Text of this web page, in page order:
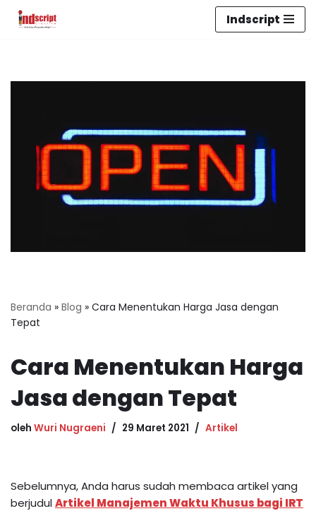
Indscript
Beranda » Blog » Cara Menentukan Harga Jasa dengan
Tepat
Cara Menentukan Harga
Jasa dengan Tepat
oleh Wuri Nugraeni 29 Maret 2021 Artikel
Sebelumnya, Anda harus sudah membaca artikel yang
berjudulArtikel Manajemen Waktu Khusus bagi IRT